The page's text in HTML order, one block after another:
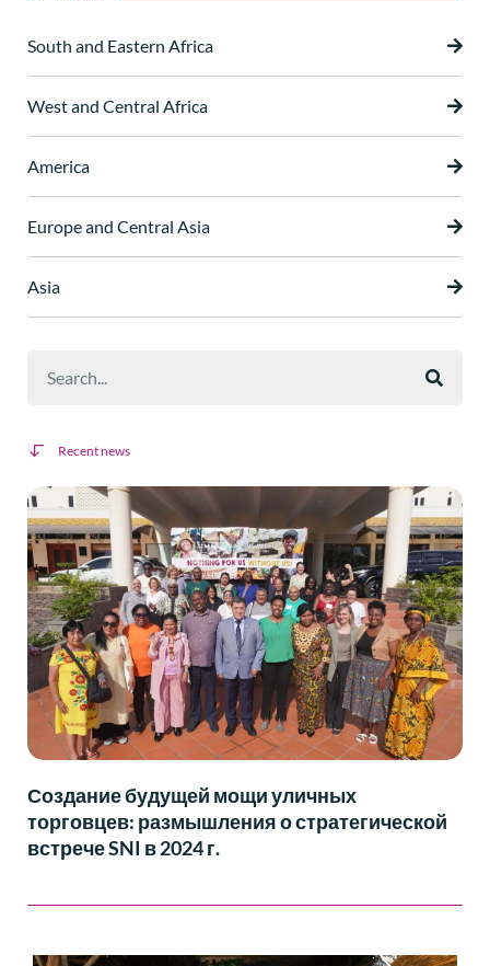
South and Eastern Africa
West and Central Africa
America
Europe and Central Asia
Asia
Recent news
Создание будущей мощи уличных
торговцев: размышления о стратегической
встрече SNI в 2024 г.